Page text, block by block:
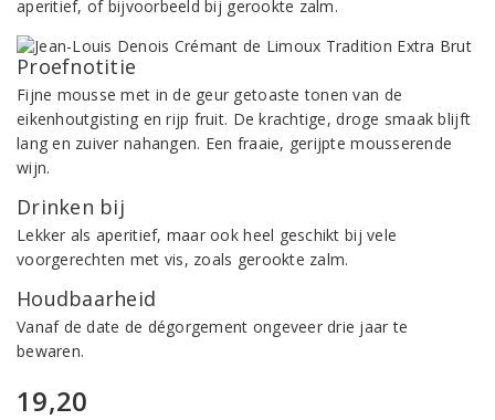
aperitief, of bijvoorbeeld bij gerookte zalm.
Proefnotitie
Fijne mousse met in de geur getoaste tonen van de
eikenhoutgisting en rijp fruit. De krachtige, droge smaak blijft
lang en zuiver nahangen. Een fraaie, gerijpte mousserende
wijn.
Drinken bij
Lekker als aperitief, maar ook heel geschikt bij vele
voorgerechten met vis, zoals gerookte zalm.
Houdbaarheid
Vanaf de date de dégorgement ongeveer drie jaar te
bewaren.
19,20